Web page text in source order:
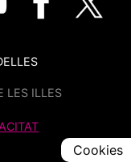
LES ILLES
Cookies